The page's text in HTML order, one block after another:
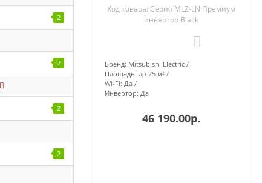
2
2
2
2
Код товара: Серия MLZ-LN Премиум
инвертор Black
Бренд: Mitsubishi Electric
Площадь: до 25 м²
Wi-Fi: Да
Инвертор: Да
46 190.00р.